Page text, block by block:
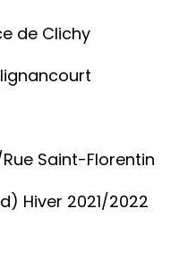
de Clichy
Saint-Florentin
Hiver 2021/2022